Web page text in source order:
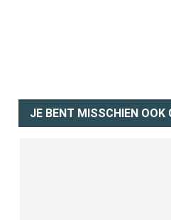
JE BENT MISSCHIEN OOK